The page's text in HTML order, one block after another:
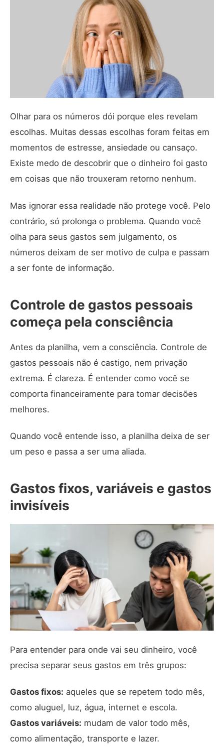
Olhar para os números dói porque eles revelam
escolhas. Muitas dessas escolhas foram feitas em
momentos de estresse, ansiedade ou cansaço.
Existe medo de descobrir que o dinheiro foi gasto
em coisas que não trouxeram retorno nenhum.
Mas ignorar essa realidade não protege você. Pelo
contrário, só prolonga o problema. Quando você
olha para seus gastos sem julgamento, os
números deixam de ser motivo de culpa e passam
a ser fonte de informação.
Controle de gastos pessoais
começa pela consciência
Antes da planilha, vem a consciência. Controle de
gastos pessoais não é castigo, nem privação
extrema. É clareza. É entender como você se
comporta financeiramente para tomar decisões
melhores.
Quando você entende isso, a planilha deixa de ser
um peso e passa a ser uma aliada.
Gastos fixos, variáveis e gastos
invisíveis
Para entender para onde vai seu dinheiro, você
precisa separar seus gastos em três grupos:
Gastos fixos: aqueles que se repetem todo mês,
como aluguel, luz, água, internet e escola.
Gastos variáveis: mudam de valor todo mês,
como alimentação, transporte e lazer.